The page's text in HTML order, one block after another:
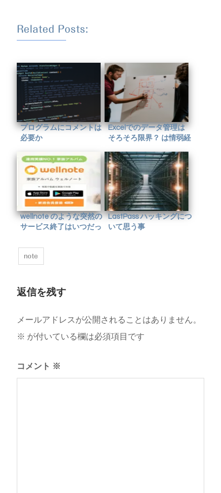
Related Posts:
プログラムにコメントは
必要か
Excelでのデータ管理は
そろそろ限界？ は情弱経
キーワード
wellnote のような突然の
サービス終了はいつだっ
LastPass ハッキングにつ
いて思う事
note
返信を残す
メールアドレスが公開されることはありません。
※ が付いている欄は必須項目です
コメント ※